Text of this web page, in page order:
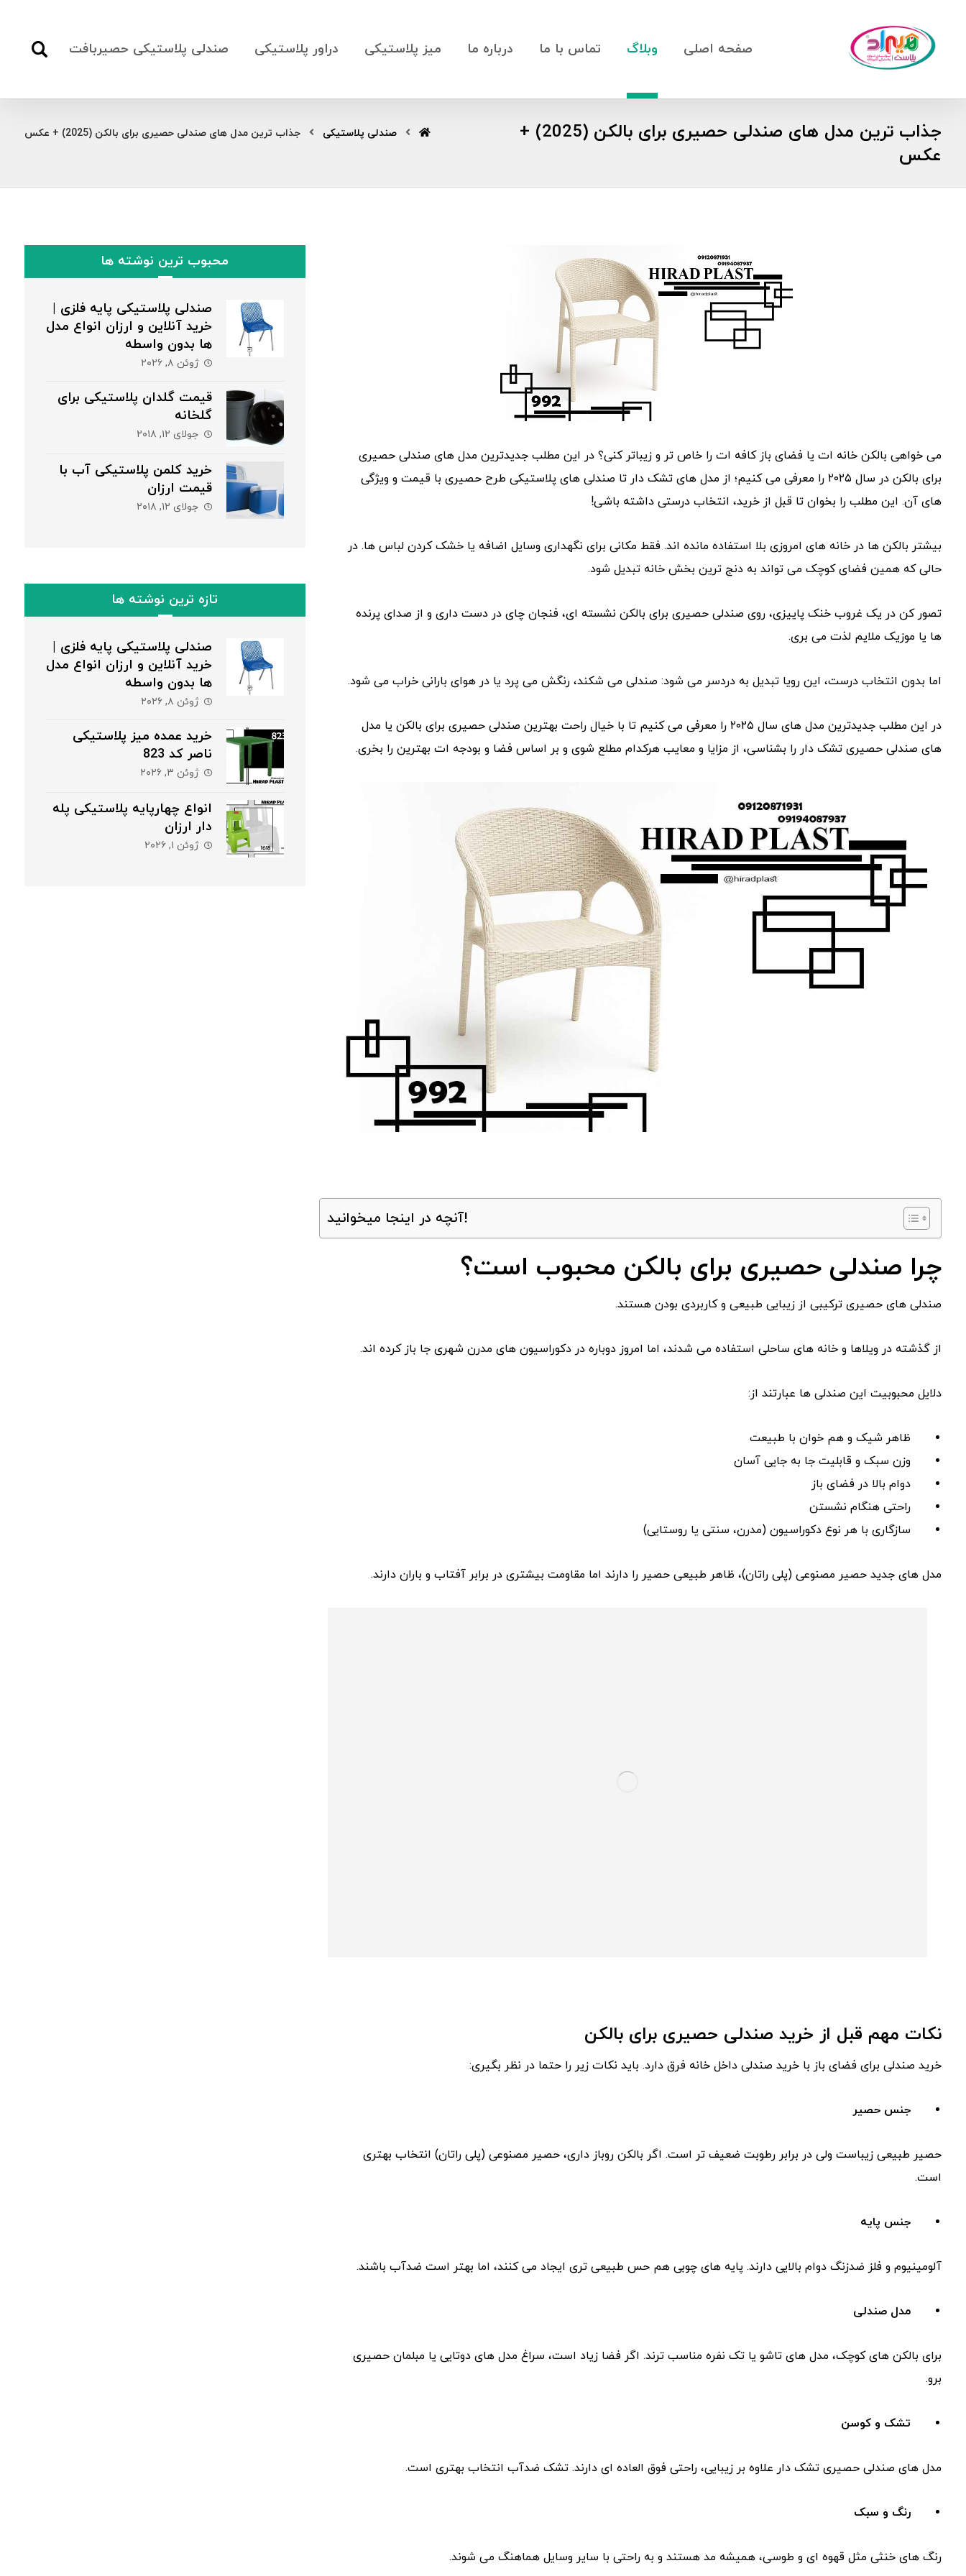
صفحه اصلی وبلاگ تماس با ما درباره ما میز پلاستیکی دراور پلاستیکی صندلی پلاستیکی حصیربافت
جذاب ترین مدل های صندلی حصیری برای بالکن (2025) +
عکس
صندلی پلاستیکی جذاب ترین مدل های صندلی حصیری برای بالکن (2025) + عکس
می ‌خواهی بالکن خانه ‌ات یا فضای باز کافه ‌ات را خاص ‌تر و زیباتر کنی؟ در این مطلب جدیدترین مدل‌ های صندلی حصیری
برای بالکن در سال ۲۰۲۵ را معرفی می‌ کنیم؛ از مدل ‌های تشک ‌دار تا صندلی ‌های پلاستیکی طرح حصیری با قیمت و ویژگی‌
های آن. این مطلب را بخوان تا قبل از خرید، انتخاب درستی داشته باشی!
بیشتر بالکن‌ ها در خانه ‌های امروزی بلا استفاده مانده ‌اند. فقط مکانی برای نگهداری وسایل اضافه یا خشک ‌کردن لباس‌ ها. در
حالی که همین فضای کوچک می‌ تواند به دنج ‌ترین بخش خانه تبدیل شود.
تصور کن در یک غروب خنک پاییزی، روی صندلی حصیری برای بالکن نشسته ‌ای، فنجان چای در دست داری و از صدای پرنده
‌ها یا موزیک ملایم لذت می ‌بری.
اما بدون انتخاب درست، این رویا تبدیل به دردسر می ‌شود: صندلی می ‌شکند، رنگش می ‌پرد یا در هوای بارانی خراب می‌ شود.
در این مطلب جدیدترین مدل‌ های سال ۲۰۲۵ را معرفی می ‌کنیم تا با خیال راحت بهترین صندلی حصیری برای بالکن یا مدل
‌های صندلی حصیری تشک دار را بشناسی، از مزایا و معایب هرکدام مطلع شوی و بر اساس فضا و بودجه ‌ات بهترین را بخری.
آنچه در اینجا میخوانید!
چرا صندلی حصیری برای بالکن محبوب است؟
صندلی‌ های حصیری ترکیبی از زیبایی طبیعی و کاربردی بودن هستند.
از گذشته در ویلاها و خانه‌ های ساحلی استفاده می ‌شدند، اما امروز دوباره در دکوراسیون ‌های مدرن شهری جا باز کرده ‌اند.
دلایل محبوبیت این صندلی‌ ها عبارتند از:
ظاهر شیک و هم‌ خوان با طبیعت
وزن سبک و قابلیت جا به ‌جایی آسان
دوام بالا در فضای باز
راحتی هنگام نشستن
سازگاری با هر نوع دکوراسیون (مدرن، سنتی یا روستایی)
مدل‌ های جدید حصیر مصنوعی (پلی ‌راتان)، ظاهر طبیعی حصیر را دارند اما مقاومت بیشتری در برابر آفتاب و باران دارند.
نکات مهم قبل از خرید صندلی حصیری برای بالکن
خرید صندلی برای فضای باز با خرید صندلی داخل خانه فرق دارد. باید نکات زیر را حتما در نظر بگیری:
جنس حصیر
حصیر طبیعی زیباست ولی در برابر رطوبت ضعیف‌ تر است. اگر بالکن روباز داری، حصیر مصنوعی (پلی‌ راتان) انتخاب بهتری
است.
جنس پایه
آلومینیوم و فلز ضدزنگ دوام بالایی دارند. پایه ‌های چوبی هم حس طبیعی ‌تری ایجاد می ‌کنند، اما بهتر است ضدآب باشند.
مدل صندلی
برای بالکن ‌های کوچک، مدل ‌های تاشو یا تک ‌نفره مناسب ‌ترند. اگر فضا زیاد است، سراغ مدل ‌های دوتایی یا مبلمان حصیری
برو.
تشک و کوسن
مدل‌ های صندلی حصیری تشک دار علاوه بر زیبایی، راحتی فوق ‌العاده ‌ای دارند. تشک ضدآب انتخاب بهتری است.
رنگ و سبک
رنگ‌ های خنثی مثل قهوه ‌ای و طوسی، همیشه مد هستند و به ‌راحتی با سایر وسایل هماهنگ می ‌شوند.
محبوب ترین نوشته ها
صندلی پلاستیکی پایه فلزی |
خرید آنلاین و ارزان انواع مدل
ها بدون واسطه
ژوئن ۸, ۲۰۲۶
قیمت گلدان پلاستیکی برای
گلخانه
جولای ۱۲, ۲۰۱۸
خرید کلمن پلاستیکی آب با
قیمت ارزان
جولای ۱۲, ۲۰۱۸
تازه ترین نوشته ها
صندلی پلاستیکی پایه فلزی |
خرید آنلاین و ارزان انواع مدل
ها بدون واسطه
ژوئن ۸, ۲۰۲۶
خرید عمده میز پلاستیکی
ناصر کد 823
ژوئن ۳, ۲۰۲۶
انواع چهارپایه پلاستیکی پله
دار ارزان
ژوئن ۱, ۲۰۲۶